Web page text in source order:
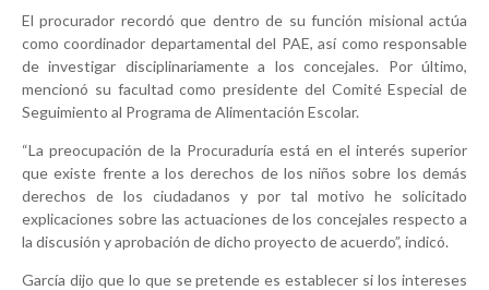
El procurador recordó que dentro de su función misional actúa
como coordinador departamental del PAE, así como responsable
de investigar disciplinariamente a los concejales. Por último,
mencionó su facultad como presidente del Comité Especial de
Seguimiento al Programa de Alimentación Escolar.
“La preocupación de la Procuraduría está en el interés superior
que existe frente a los derechos de los niños sobre los demás
derechos de los ciudadanos y por tal motivo he solicitado
explicaciones sobre las actuaciones de los concejales respecto a
la discusión y aprobación de dicho proyecto de acuerdo”, indicó.
García dijo que lo que se pretende es establecer si los intereses